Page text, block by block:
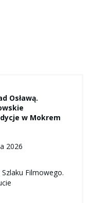
Osławą.
w Mokrem
2026
Filmowego.